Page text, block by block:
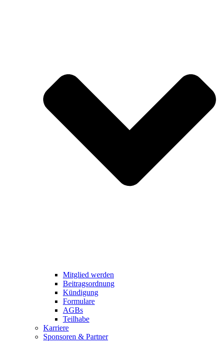
Mitglied werden
Beitragsordnung
Kündigung
Formulare
AGBs
Teilhabe
Karriere
Sponsoren & Partner